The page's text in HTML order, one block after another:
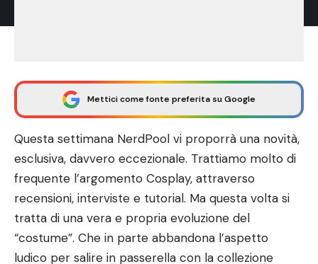
Mettici come fonte preferita su Google
Questa settimana NerdPool vi proporrà una novità,
esclusiva, davvero eccezionale. Trattiamo molto di
frequente l’argomento Cosplay, attraverso
recensioni, interviste e tutorial. Ma questa volta si
tratta di una vera e propria evoluzione del
“costume”. Che in parte abbandona l’aspetto
ludico per salire in passerella con la collezione